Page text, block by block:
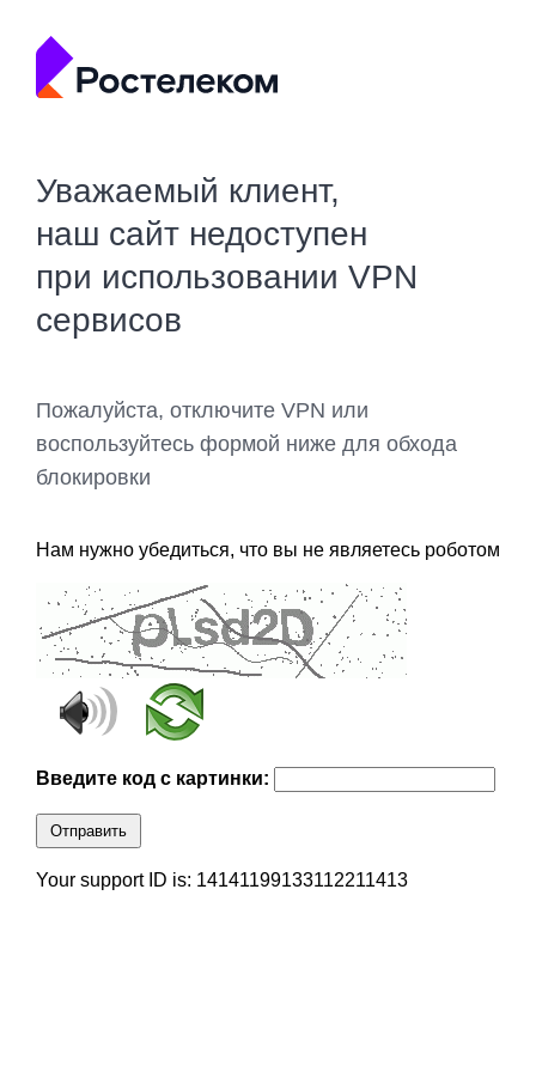
Уважаемый клиент,
наш сайт недоступен
при использовании VPN
сервисов
Пожалуйста, отключите VPN или
воспользуйтесь формой ниже для обхода
блокировки
Нам нужно убедиться, что вы не являетесь роботом
Введите код с картинки:
Отправить
Your support ID is: 14141199133112211413